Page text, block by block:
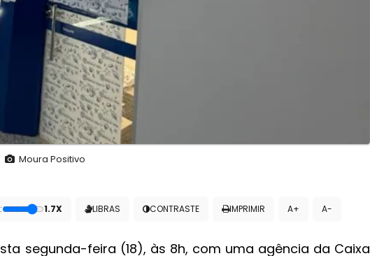
Moura Positivo
1.7X LIBRAS CONTRASTE IMPRIMIR A+ A-
segunda-feira (18), às 8h, com uma agência da Caixa